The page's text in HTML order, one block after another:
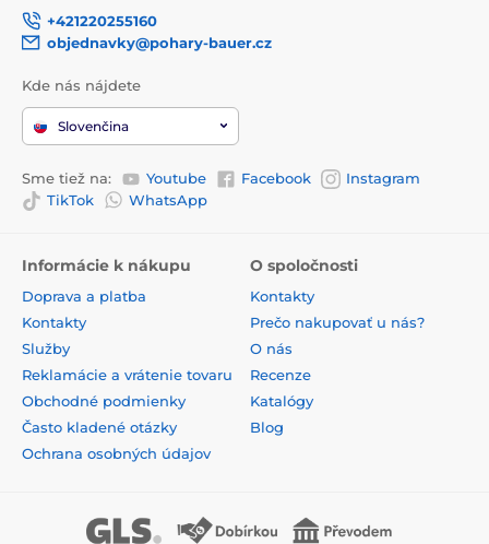
+421220255160
objednavky@pohary-bauer.cz
Kde nás nájdete
Slovenčina
Sme tiež na: Youtube Facebook
Instagram
TikTok
WhatsApp
Informácie k nákupu
Doprava a platba
Kontakty
Služby
Reklamácie a vrátenie tovaru
Obchodné podmienky
Často kladené otázky
Ochrana osobných údajov
O spoločnosti
Kontakty
Prečo nakupovať u nás?
O nás
Recenze
Katalógy
Blog